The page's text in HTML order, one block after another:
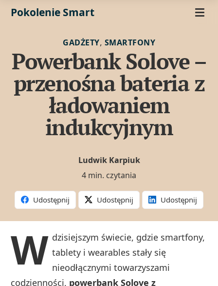
Pokolenie Smart
GADŻETY, SMARTFONY
Powerbank Solove –
przenośna bateria z
ładowaniem
indukcyjnym
Ludwik Karpiuk
4 min. czytania
Udostępnij Udostępnij Udostępnij
W dzisiejszym świecie, gdzie smartfony,
tablety i wearables stały się
nieodłącznymi towarzyszami
codzienności, powerbank Solove z